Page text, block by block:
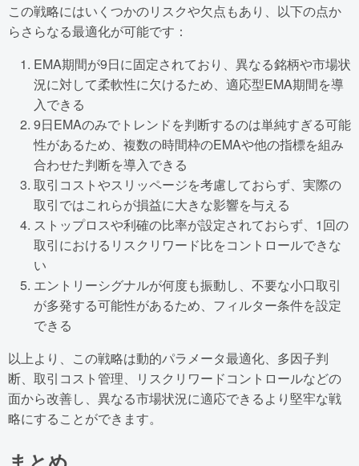
この戦略にはいくつかのリスクや欠点もあり、以下の点か
らさらなる最適化が可能です：
EMA期間が9日に固定されており、異なる銘柄や市場状
況に対して柔軟性に欠けるため、適応型EMA期間を導
入できる
9日EMAのみでトレンドを判断するのは単純すぎる可能
性があるため、複数の時間枠のEMAや他の指標を組み
合わせた判断を導入できる
取引コストやスリッページを考慮しておらず、実際の
取引ではこれらが損益に大きな影響を与える
ストップロスや利確の比率が設定されておらず、1回の
取引におけるリスクリワード比をコントロールできな
い
エントリーシグナルが何度も振動し、不要な小口取引
が多発する可能性があるため、フィルター条件を設定
できる
以上より、この戦略は動的パラメータ最適化、多因子判
断、取引コスト管理、リスクリワードコントロールなどの
面から改善し、異なる市場状況に適応できるより堅牢な戦
略にすることができます。